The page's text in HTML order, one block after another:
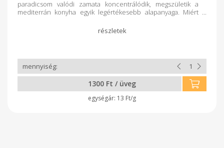
paradicsom valódi zamata koncentrálódik, megszületik a
mediterrán konyha egyik legértékesebb alapanyaga. Miért
a paradicsom minden értékes tápanyagát ✔ Gazdag
likopinban, vitaminokban és ásványi anyagokban ✔ Nincs
Antipasti tányérra olívával, sajttal – Kenyérbe sütve vagy
pesztóba turmixolva – Vagy csak úgy, magában, mert úgy is
isteni! A termék tartósítószer mentes.
1300 Ft / üveg
13 Ft/g